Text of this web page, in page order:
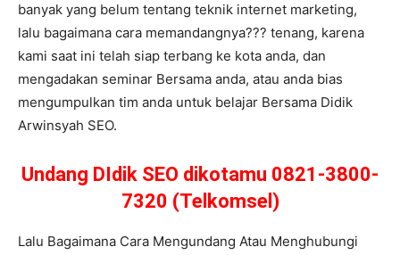
banyak yang belum tentang teknik internet marketing,
lalu bagaimana cara memandangnya??? tenang, karena
kami saat ini telah siap terbang ke kota anda, dan
mengadakan seminar Bersama anda, atau anda bias
mengumpulkan tim anda untuk belajar Bersama Didik
Arwinsyah SEO.
Undang DIdik SEO dikotamu 0821-3800-
7320 (Telkomsel)
Lalu Bagaimana Cara Mengundang Atau Menghubungi